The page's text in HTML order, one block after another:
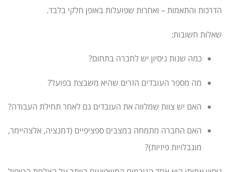
הדרכות והתאמות – ואחרות שפועלות באופן חלקי בלבד.
שאלות חשובות:
כמה שנות ניסיון יש לחברה בתחום?
מה מספר העובדים הזרים שהיא משבצת בפועל?
האם יש צוות שמלווה את העובדים גם לאחר תחילת העבודה?
האם החברה מתמחה במצבים ספציפיים (דמנציה, אלצהיימר,
מוגבלויות פיזיות)?